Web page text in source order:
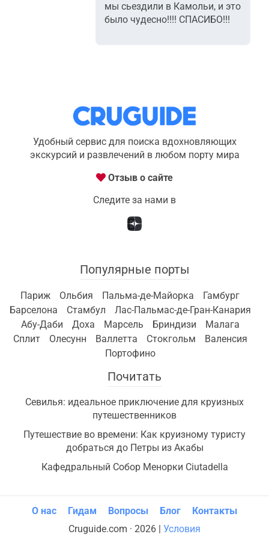
мы сьездили в Камольи, и это
было чудесно!!!! СПАСИБО!!!
Удобный сервис для поиска вдохновляющих
экскурсий и развлечений в любом порту мира
Отзыв о сайте
Следите за нами в
Популярные порты
Париж Ольбия Пальма-де-Майорка
Гамбург
Барселона
Стамбул
Лас-Пальмас-де-Гран-Канария
Абу-Даби
Доха Марсель Бриндизи
Малага
Сплит
Олесунн Валлетта Стокгольм
Валенсия
Портофино
Почитать
Севилья: идеальное приключение для круизных
путешественников
Путешествие во времени: Как круизному туристу
добраться до Петры из Акабы
Кафедральный Собор Менорки Ciutadella
Cruguide.com · 2026 | Условия
О нас Гидам Вопросы Блог Контакты